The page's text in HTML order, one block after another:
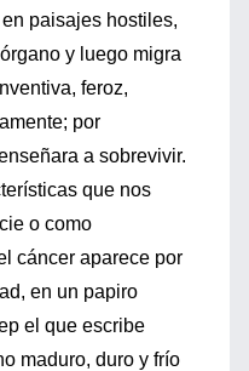
paisajes hostiles,
y luego migra
feroz,
por
a sobrevivir.
que nos
o como
cáncer aparece por
en un papiro
el que escribe
maduro, duro y frío